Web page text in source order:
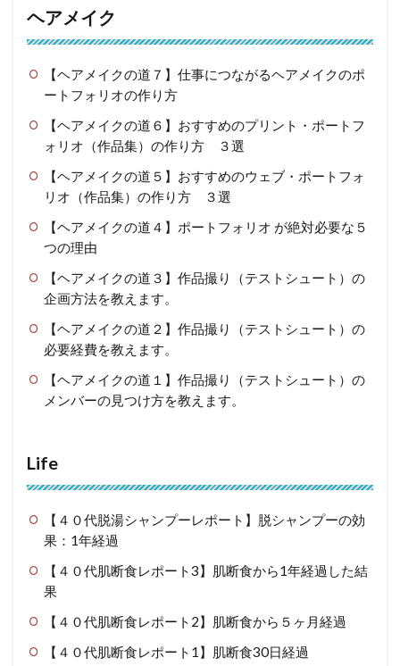
ヘアメイク
【ヘアメイクの道７】仕事につながるヘアメイクのポ
ートフォリオの作り方
【ヘアメイクの道６】おすすめのプリント・ポートフ
ォリオ（作品集）の作り方 ３選
【ヘアメイクの道５】おすすめのウェブ・ポートフォ
リオ（作品集）の作り方 ３選
【ヘアメイクの道４】ポートフォリオ が絶対必要な５
つの理由
【ヘアメイクの道３】作品撮り（テストシュート）の
企画方法を教えます。
【ヘアメイクの道２】作品撮り（テストシュート）の
必要経費を教えます。
【ヘアメイクの道１】作品撮り（テストシュート）の
メンバーの見つけ方を教えます。
Life
【４０代脱湯シャンプーレポート】脱シャンプーの効
果：1年経過
【４０代肌断食レポート3】肌断食から1年経過した結
果
【４０代肌断食レポート2】肌断食から５ヶ月経過
【４０代肌断食レポート1】肌断食30日経過